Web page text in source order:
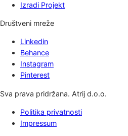
Izradi Projekt
Društveni mreže
Linkedin
Behance
Instagram
Pinterest
Sva prava pridržana. Atrij d.o.o.
Politika privatnosti
Impressum